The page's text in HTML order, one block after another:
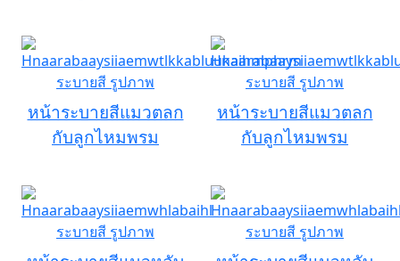
หน้าระบายสีแมวตลก
กับลูกไหมพรม
หน้าระบายสีแมวตลก
กับลูกไหมพรม